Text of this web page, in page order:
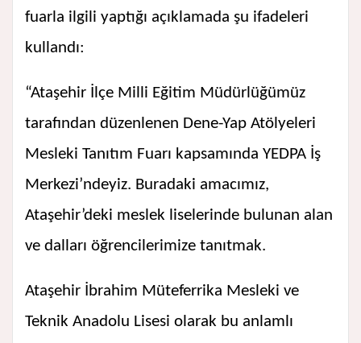
fuarla ilgili yaptığı açıklamada şu ifadeleri
kullandı:
“Ataşehir İlçe Milli Eğitim Müdürlüğümüz
tarafından düzenlenen Dene-Yap Atölyeleri
Mesleki Tanıtım Fuarı kapsamında YEDPA İş
Merkezi’ndeyiz. Buradaki amacımız,
Ataşehir’deki meslek liselerinde bulunan alan
ve dalları öğrencilerimize tanıtmak.
Ataşehir İbrahim Müteferrika Mesleki ve
Teknik Anadolu Lisesi olarak bu anlamlı